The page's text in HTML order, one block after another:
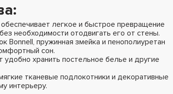
легкое и быстрое превращение
необходимости отодвигать его от стены.
Bonnell, пружинная змейка и пенополиуретан
сон.
удобно хранить постельное белье и другие
тканевые подлокотники и декоративные
интерьеру.